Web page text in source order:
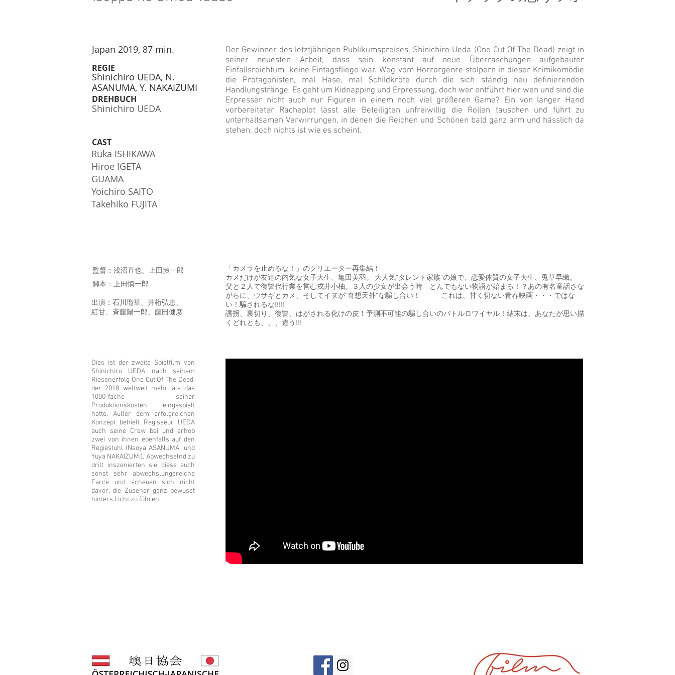
REGIE
DREHBUCH
CAST
Shinichiro UEDA, N.
ASANUMA, Y. NAKAIZUMI
Shinichiro UEDA
Japan 2019, 87 min.
Ruka ISHIKAWA
Hiroe IGETA
GUAMA
Yoichiro SAITO
Takehiko FUJITA
Der Gewinner des letztjährigen Publikumspreises, Shinichiro Ueda (One Cut Of The Dead) zeigt in
seiner neuesten Arbeit, dass sein konstant auf neue Überraschungen aufgebauter
Einfallsreichtum keine Eintagsfliege war. Weg vom Horrorgenre stolpern in dieser Krimikomödie
die Protagonisten, mal Hase, mal Schildkröte durch die sich ständig neu definierenden
Handlungstränge. Es geht um Kidnapping und Erpressung, doch wer entführt hier wen und sind die
Erpresser nicht auch nur Figuren in einem noch viel größeren Game? Ein von langer Hand
vorbereiteter Racheplot lässt alle Beteiligten unfreiwillig die Rollen tauschen und führt zu
unterhaltsamen Verwirrungen, in denen die Reichen und Schönen bald ganz arm und hässlich da
stehen, doch nichts ist wie es scheint.
監督：浅沼直也、上田慎一郎
脚本：上田慎一郎
出演：石川瑠華、井桁弘恵、
紅甘、斉藤陽一郎、藤田健彦
「カメラを止めるな！」のクリエーター再集結！
カメだけが友達の内気な女子大生、亀田美羽。 大人気“タレント家族”の娘で、恋愛体質の女子大生、兎草早織。
父と２人で復讐代行業を営む戌井小柚。３人の少女が出会う時―とんでもない物語が始まる！？あの有名童話さな
がらに、ウサギとカメ、そしてイヌが“奇想天外”な騙し合い！ これは、甘く切ない青春映画・・・ではな
い！騙されるな!!!!!
誘拐、裏切り、復讐、はがされる化けの皮！予測不可能の騙し合いのバトルロワイヤル！結末は、あなたが思い描
くどれとも、、、違う!!!
Dies ist der zweite Spielfilm von
Shinichiro UEDA nach seinem
Riesenerfolg One Cut Of The Dead,
der 2018 weltweit mehr als das
1000-fache seiner
Produktionskosten eingespielt
hatte. Außer dem erfolgreichen
Konzept behielt Regisseur UEDA
auch seine Crew bei und erhob
zwei von ihnen ebenfalls auf den
Regiestuhl (Naoya ASANUMA und
Yuya NAKAIZUMI). Abwechselnd zu
dritt inszenierten sie diese auch
sonst sehr abwechslungsreiche
Farce und scheuen sich nicht
davor, die Zuseher ganz bewusst
hinters Licht zu führen.